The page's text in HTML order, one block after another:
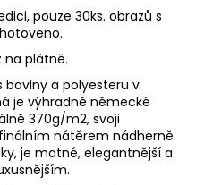
pouze 30ks. obrazů s
na plátně.
bavlny a polyesteru v
je výhradně německé
370g/m2, svoji
nátěrem nádherně
je matné, elegantnější a